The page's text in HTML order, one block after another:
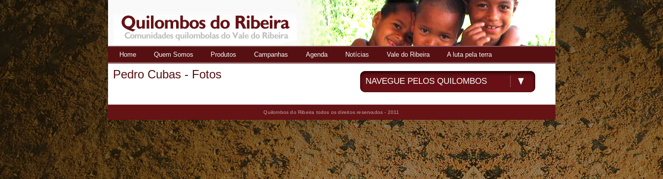
Pular
para o
conteúdo
principal
Quilombos
do Ribeira
Home Quem Somos Produtos Campanhas Agenda Notícias Vale do Ribeira A luta pela terra
NAVEGUE PELOS QUILOMBOS
Pedro Cubas - Fotos
Quilombos do Ribeira todos os direitos reservados - 2011